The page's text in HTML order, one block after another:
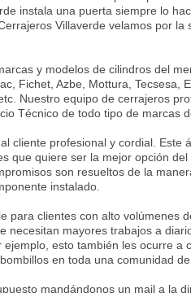
instala una puerta siempre lo
Villaverde velamos por la
y modelos de cilindros del
Fichet, Azbe, Mottura, Tecsesa,
Nuestro equipo de cerrajeros
Técnico de todo tipo de marcas
cliente profesional y cordial. Este
que quiere ser la mejor opción
son resueltos de la
instalado.
para clientes con alto volúmenes
necesitan mayores trabajos a
esto también les ocurre a
en toda una comunidad de
mandándonos un mail a la